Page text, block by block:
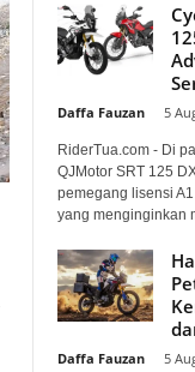
Daffa Fauzan 5
RiderTua.com - Di
QJMotor SRT 125
pemegang lisensi
yang menginginkan
Daffa Fauzan 5